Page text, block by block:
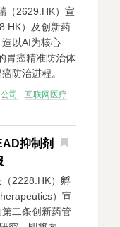
（2629.HK）宣
）及创新药
以AI为核心
胃癌精准防治体
防治进程。
公司
互联网医疗
抑制剂
2228.HK）孵
）宣
二条创新药管